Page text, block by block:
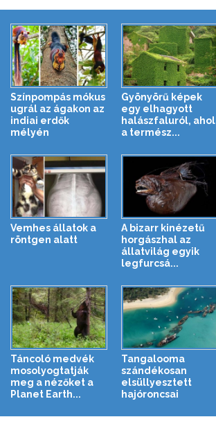
Színpompás mókus
ugrál az ágakon az
indiai erdők
mélyén
Gyönyörű képek
egy elhagyott
halászfaluról, ahol
a termész...
Vemhes állatok a
röntgen alatt
A bizarr kinézetű
horgászhal az
állatvilág egyik
legfurcsá...
Táncoló medvék
mosolyogtatják
meg a nézőket a
Planet Earth...
Tangalooma
szándékosan
elsüllyesztett
hajóroncsai